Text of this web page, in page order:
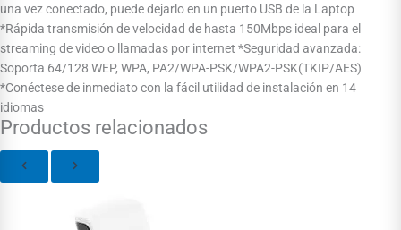
una vez conectado, puede dejarlo en un puerto USB de la Laptop
*Rápida transmisión de velocidad de hasta 150Mbps ideal para el
streaming de video o llamadas por internet *Seguridad avanzada:
Soporta 64/128 WEP, WPA, PA2/WPA-PSK/WPA2-PSK(TKIP/AES)
*Conéctese de inmediato con la fácil utilidad de instalación en 14
idiomas
Productos relacionados